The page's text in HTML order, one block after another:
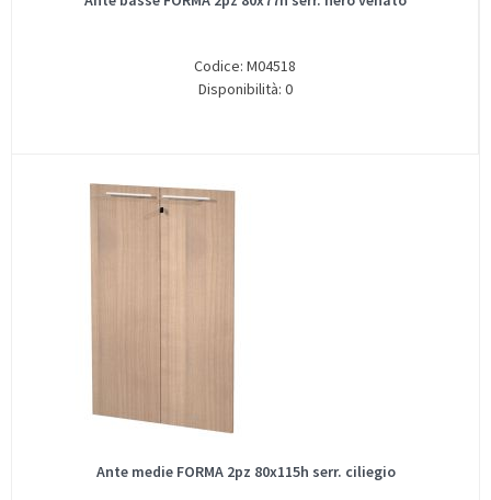
Codice: M04518
Disponibilità: 0
Ante medie FORMA 2pz 80x115h serr. ciliegio